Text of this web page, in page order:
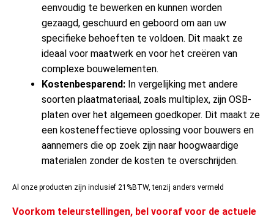
eenvoudig te bewerken en kunnen worden
gezaagd, geschuurd en geboord om aan uw
specifieke behoeften te voldoen. Dit maakt ze
ideaal voor maatwerk en voor het creëren van
complexe bouwelementen.
Kostenbesparend: In vergelijking met andere
soorten plaatmateriaal, zoals multiplex, zijn OSB-
platen over het algemeen goedkoper. Dit maakt ze
een kosteneffectieve oplossing voor bouwers en
aannemers die op zoek zijn naar hoogwaardige
materialen zonder de kosten te overschrijden.
Al onze producten zijn inclusief 21%BTW, tenzij anders vermeld
Voorkom teleurstellingen, bel vooraf voor de actuele